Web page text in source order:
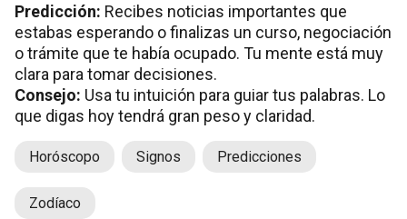
Predicción: Recibes noticias importantes que
estabas esperando o finalizas un curso, negociación
o trámite que te había ocupado. Tu mente está muy
clara para tomar decisiones.
Consejo: Usa tu intuición para guiar tus palabras. Lo
que digas hoy tendrá gran peso y claridad.
Horóscopo Signos Predicciones
Zodíaco